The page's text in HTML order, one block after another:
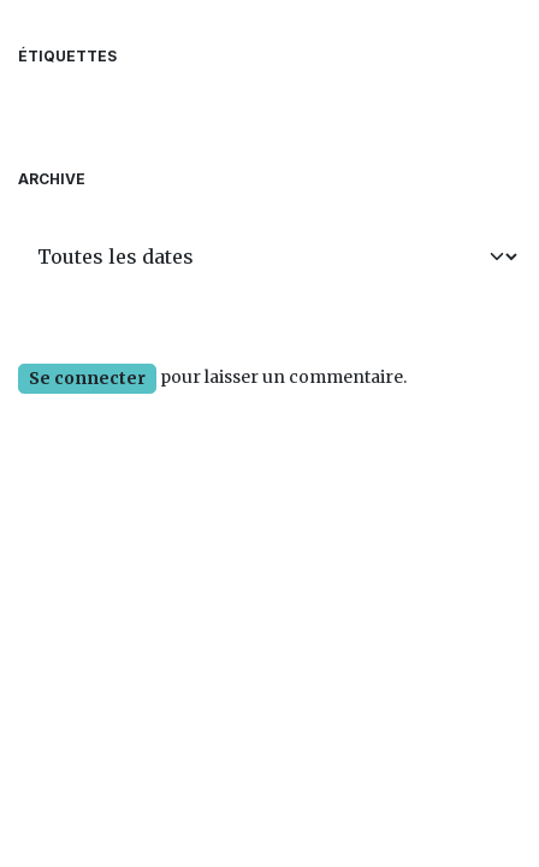
ÉTIQUETTES
ARCHIVE
Se connecter pour laisser un commentaire.